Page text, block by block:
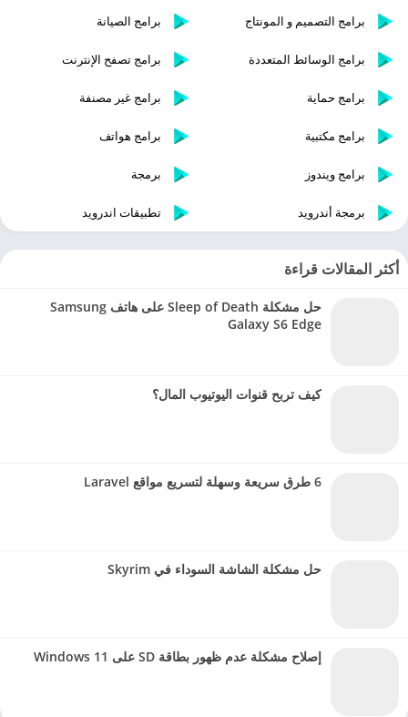
برامج التصميم و المونتاج برامج الصيانة
برامج الوسائط المتعددة برامج تصفح الإنترنت
برامج حماية برامج غير مصنفة
برامج مكتبية برامج هواتف
برامج ويندوز برمجة
برمجة أندرويد تطبيقات اندرويد
أكثر المقالات قراءة
حل مشكلة Sleep of Death على هاتف Samsung
Galaxy S6 Edge
كيف تربح قنوات اليوتيوب المال؟
6 طرق سريعة وسهلة لتسريع مواقع Laravel
حل مشكلة الشاشة السوداء في Skyrim
إصلاح مشكلة عدم ظهور بطاقة SD على Windows 11